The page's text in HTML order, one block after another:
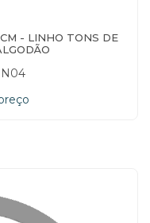
- LINHO TONS DE